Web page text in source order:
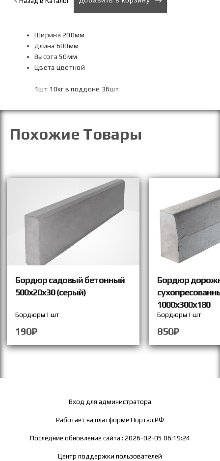
Ширина 200мм
Длина 600мм
Высота 50мм
Цвета цветной
1шт 10кг в поддоне 36шт
Похожие Товары
Бордюр садовый бетонный
500х20х30 (серый)
Бордюры | шт
190₽
Бордюр
1000х300х180
Бордюры | шт
850₽
Вход для администратора
Работает на платформе Портал.РФ
Последние обновление сайта : 2026-02-05 06:19:24
Центр поддержки пользователей